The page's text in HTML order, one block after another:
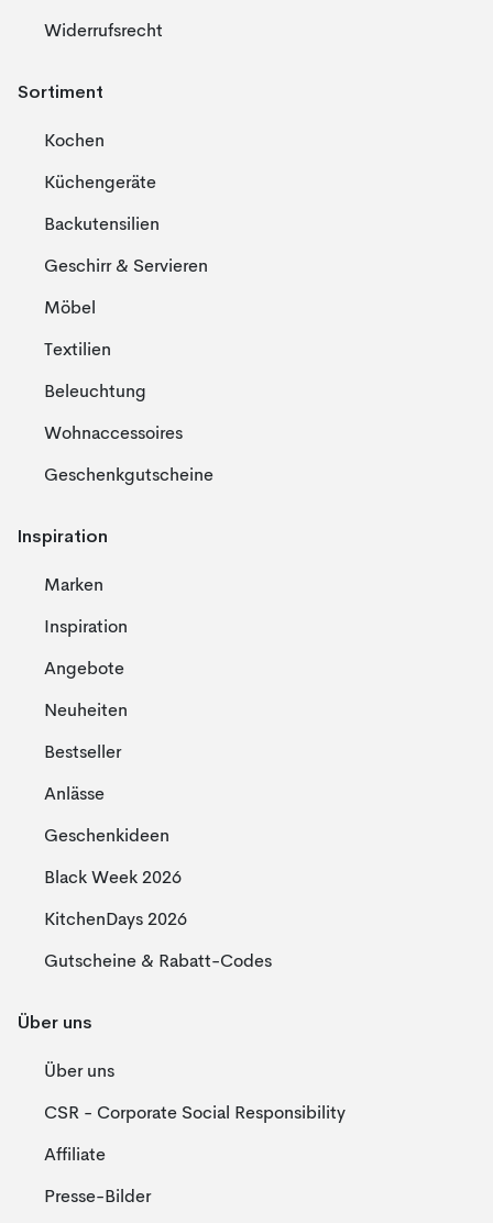
Widerrufsrecht
Sortiment
Kochen
Küchengeräte
Backutensilien
Geschirr & Servieren
Möbel
Textilien
Beleuchtung
Wohnaccessoires
Geschenkgutscheine
Inspiration
Marken
Inspiration
Angebote
Neuheiten
Bestseller
Anlässe
Geschenkideen
Black Week 2026
KitchenDays 2026
Gutscheine & Rabatt-Codes
Über uns
Über uns
CSR - Corporate Social Responsibility
Affiliate
Presse-Bilder